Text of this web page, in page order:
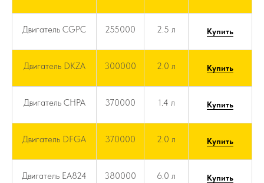
Двигатель CGPC 255000 2.5 л Купить
Двигатель DKZA 300000 2.0 л Купить
Двигатель CHPA 370000 1.4 л Купить
Двигатель DFGA 370000 2.0 л Купить
Двигатель EA824 380000 6.0 л Купить